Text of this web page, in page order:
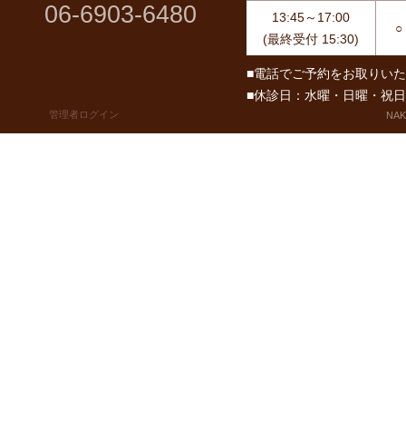
06-6903-6480
13:45～17:00
(最終受付 15:30)
○
■電話でご予約をお取りい
■休診日：水曜・日曜・祝
管理者ログイン